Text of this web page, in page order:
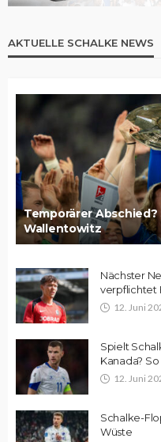
AKTUELLE SCHALKE NEWS
Temporärer
Wallentowitz
Nächster
verpflichtet
12. Juni
Spielt
Kanada?
12. Juni
Schalke-
Wüste